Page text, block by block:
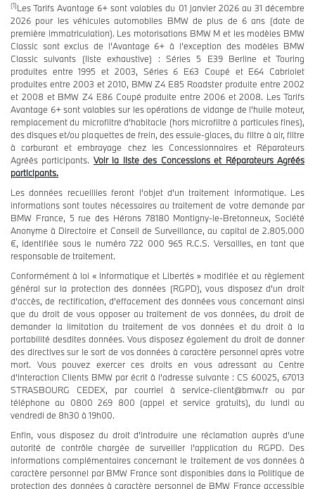
(1)Les Tarifs Avantage 6+ sont valables du 01 janvier 2026 au 31 décembre
2026 pour les véhicules automobiles BMW de plus de 6 ans (date de
première immatriculation). Les motorisations BMW M et les modèles BMW
Classic sont exclus de l’Avantage 6+ à l’exception des modèles BMW
Classic suivants (liste exhaustive) : Séries 5 E39 Berline et Touring
produites entre 1995 et 2003, Séries 6 E63 Coupé et E64 Cabriolet
produites entre 2003 et 2010, BMW Z4 E85 Roadster produite entre 2002
et 2008 et BMW Z4 E86 Coupé produite entre 2006 et 2008. Les Tarifs
Avantage 6+ sont valables sur les opérations de vidange de l’huile moteur,
remplacement du microfiltre d’habitacle (hors microfiltre à particules fines),
des disques et/ou plaquettes de frein, des essuie-glaces, du filtre à air, filtre
à carburant et embrayage chez les Concessionnaires et Réparateurs
Agréés participants. Voir la liste des Concessions et Réparateurs Agréés
participants.
Les données recueillies feront l'objet d'un traitement informatique. Les
informations sont toutes nécessaires au traitement de votre demande par
BMW France, 5 rue des Hérons 78180 Montigny-le-Bretonneux, Société
Anonyme à Directoire et Conseil de Surveillance, au capital de 2.805.000
€, identifiée sous le numéro 722 000 965 R.C.S. Versailles, en tant que
responsable de traitement.
Conformément à loi « Informatique et Libertés » modifiée et au règlement
général sur la protection des données (RGPD), vous disposez d’un droit
d’accès, de rectification, d’effacement des données vous concernant ainsi
que du droit de vous opposer au traitement de vos données, du droit de
demander la limitation du traitement de vos données et du droit à la
portabilité desdites données. Vous disposez également du droit de donner
des directives sur le sort de vos données à caractère personnel après votre
mort. Vous pouvez exercer ces droits en vous adressant au Centre
d’Interaction Clients BMW par écrit à l’adresse suivante : CS 60025, 67013
STRASBOURG CEDEX, par courriel à service-client@bmw.fr ou par
téléphone au 0800 269 800 (appel et service gratuits), du lundi au
vendredi de 8h30 à 19h00.
Enfin, vous disposez du droit d’introduire une réclamation auprès d’une
autorité de contrôle chargée de surveiller l’application du RGPD. Des
informations complémentaires concernant le traitement de vos données à
caractère personnel par BMW France sont disponibles dans la Politique de
protection des données à caractère personnel de BMW France accessible